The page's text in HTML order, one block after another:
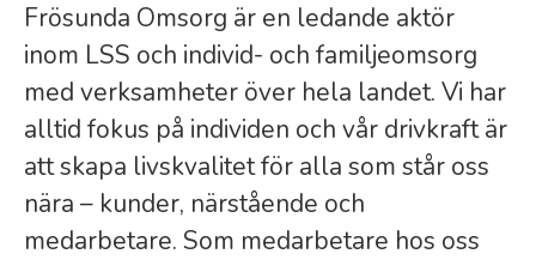
Frösunda Omsorg är en ledande aktör
inom LSS och individ- och familjeomsorg
med verksamheter över hela landet. Vi har
alltid fokus på individen och vår drivkraft är
att skapa livskvalitet för alla som står oss
nära – kunder, närstående och
medarbetare. Som medarbetare hos oss